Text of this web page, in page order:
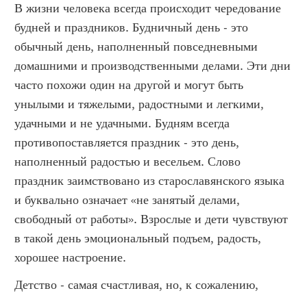
В жизни человека всегда происходит чередование
будней и праздников. Будничный день - это
обычный день, наполненный повседневными
домашними и производственными делами. Эти дни
часто похожи один на другой и могут быть
унылыми и тяжелыми, радостными и легкими,
удачными и не удачными. Будням всегда
противопоставляется праздник - это день,
наполненный радостью и весельем. Слово
праздник заимствовано из старославянского языка
и буквально означает «не занятый делами,
свободный от работы». Взрослые и дети чувствуют
в такой день эмоциональный подъем, радость,
хорошее настроение.
Детство - самая счастливая, но, к сожалению,